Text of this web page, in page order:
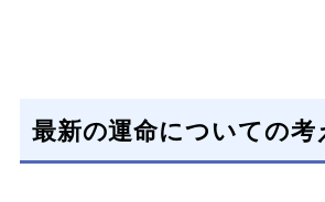
最新の運命についての考